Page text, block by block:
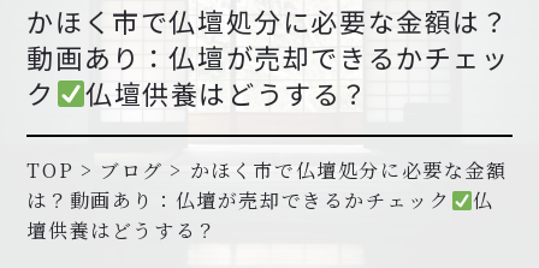
北陸三県外の方
よくあるご質問
協力店募集について
お申し込み・お問い合わせ
かほく市で仏壇処分に必要な金額は？
動画あり：仏壇が売却できるかチェッ
ク
仏壇供養はどうする？
TOP > ブログ > かほく市で仏壇処分に必要な金額
は？動画あり：仏壇が売却できるかチェック
仏
壇供養はどうする？